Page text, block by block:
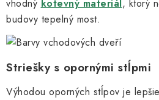
vhodný kotevný materiál, ktorý
budovy tepelný most.
Striešky s opornými stĺpmi
Výhodou oporných stĺpov je